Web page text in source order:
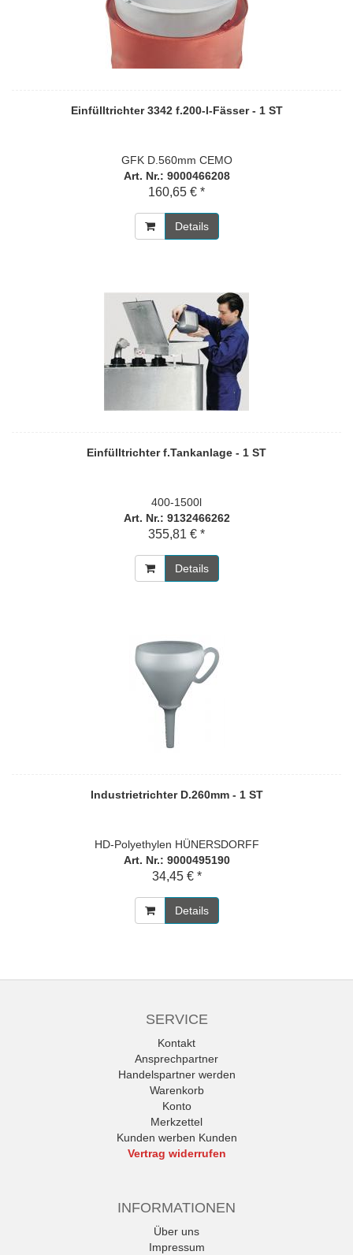
Einfülltrichter 3342 f.200-l-Fässer - 1 ST
GFK D.560mm CEMO
Art. Nr.: 9000466208
160,65 € *
Details
Einfülltrichter f.Tankanlage - 1 ST
400-1500l
Art. Nr.: 9132466262
355,81 € *
Details
Industrietrichter D.260mm - 1 ST
HD-Polyethylen HÜNERSDORFF
Art. Nr.: 9000495190
34,45 € *
Details
SERVICE
Kontakt
Ansprechpartner
Handelspartner werden
Warenkorb
Konto
Merkzettel
Kunden werben Kunden
Vertrag widerrufen
INFORMATIONEN
Über uns
Impressum